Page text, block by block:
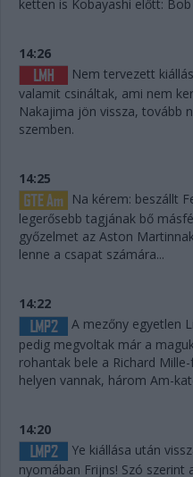
ketten is Kobayashi előtt:
14:26
Nem tervezett
valamit csináltak, ami nem
Nakajima jön vissza, tovább
szemben.
14:25
Na kérem: beszállt
legerősebb tagjának bő
győzelmet az Aston
lenne a csapat számára...
14:22
A mezőny egyetlen
pedig megvoltak már a
rohantak bele a Richard
helyen vannak, három Am-
14:20
Ye kiállása után
nyomában Frijns! Szó szerint